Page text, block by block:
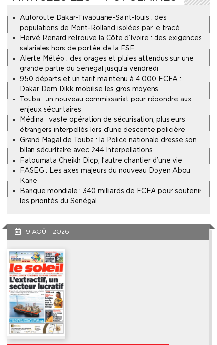
Autoroute Dakar-Tivaouane-Saint-louis : des
populations de Mont-Rolland isolées par le tracé
Hervé Renard retrouve la Côte d’Ivoire : des exigences
salariales hors de portée de la FSF
Alerte Météo : des orages et pluies attendus sur une
grande partie du Sénégal jusqu’à vendredi
950 départs et un tarif maintenu à 4 000 FCFA :
Dakar Dem Dikk mobilise les gros moyens
Touba : un nouveau commissariat pour répondre aux
enjeux sécuritaires
Médina : vaste opération de sécurisation, plusieurs
étrangers interpellés lors d’une descente policière
Grand Magal de Touba : la Police nationale dresse son
bilan sécuritaire avec 244 interpellations
Fatoumata Cheikh Diop, l’autre chantier d’une vie
FASEG : Les axes majeurs du nouveau Doyen Abou
Kane
Banque mondiale : 340 milliards de FCFA pour soutenir
les priorités du Sénégal
9 AOÛT 2026